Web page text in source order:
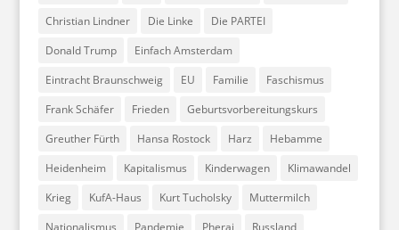
Christian Lindner
Die Linke
Die PARTEI
Donald Trump
Einfach Amsterdam
Eintracht Braunschweig
EU Familie
Faschismus
Frank Schäfer
Frieden
Geburtsvorbereitungskurs
Greuther Fürth
Hansa Rostock Harz
Hebamme
Heidenheim
Kapitalismus Kinderwagen
Klimawandel
Krieg
KufA-Haus Kurt Tucholsky
Muttermilch
Nationalismus
Pandemie Pherai
Russland